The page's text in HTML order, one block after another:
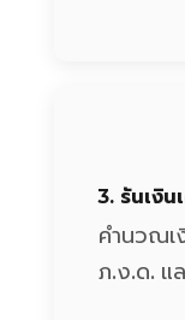
3. รันเงิ
คำนวณเ
ภ.ง.ด. แ